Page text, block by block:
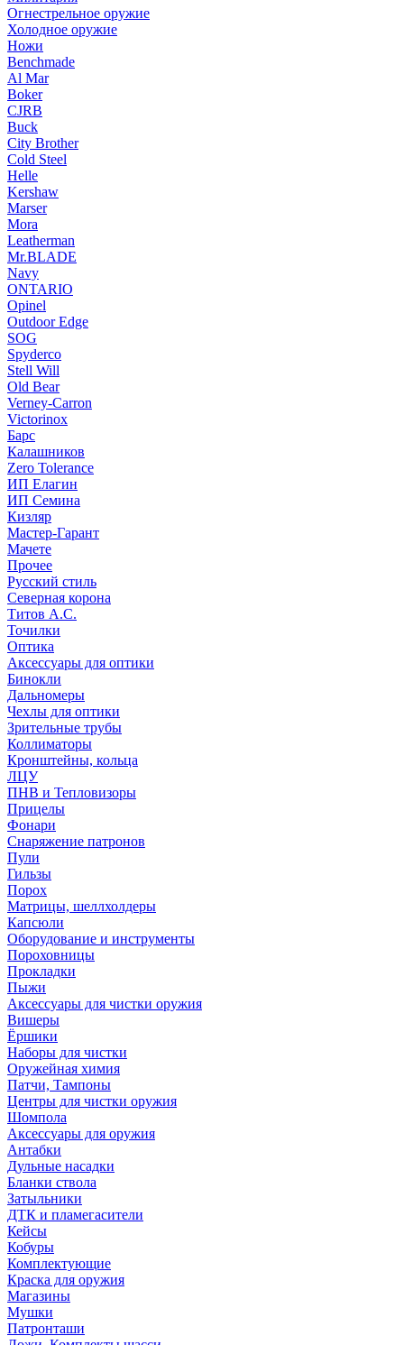
Огнестрельное оружие
Холодное оружие
Ножи
Benchmade
Al Mar
Boker
CJRB
Buck
City Brother
Cold Steel
Helle
Kershaw
Marser
Mora
Leatherman
Mr.BLADE
Navy
ONTARIO
Opinel
Outdoor Edge
SOG
Spyderco
Stell Will
Old Bear
Verney-Carron
Victorinox
Барс
Калашников
Zero Tolerance
ИП Елагин
ИП Семина
Кизляр
Мастер-Гарант
Мачете
Прочее
Русский стиль
Северная корона
Титов А.С.
Точилки
Оптика
Аксессуары для оптики
Бинокли
Дальномеры
Чехлы для оптики
Зрительные трубы
Коллиматоры
Кронштейны, кольца
ЛЦУ
ПНВ и Тепловизоры
Прицелы
Фонари
Снаряжение патронов
Пули
Гильзы
Порох
Матрицы, шеллхолдеры
Капсюли
Оборудование и инструменты
Пороховницы
Прокладки
Пыжи
Аксессуары для чистки оружия
Вишеры
Ёршики
Наборы для чистки
Оружейная химия
Патчи, Тампоны
Центры для чистки оружия
Шомпола
Аксессуары для оружия
Антабки
Дульные насадки
Бланки ствола
Затыльники
ДТК и пламегасители
Кейсы
Кобуры
Комплектующие
Краска для оружия
Магазины
Мушки
Патронташи